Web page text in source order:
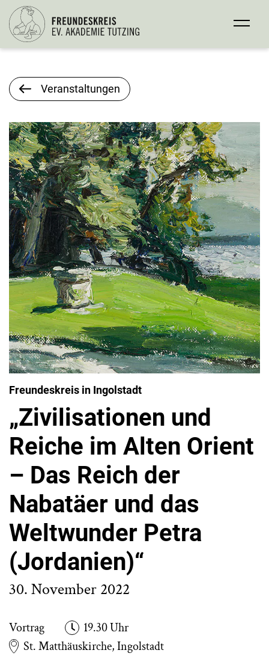
Veranstaltungen
Freundeskreis in Ingolstadt
„Zivilisationen und
Reiche im Alten Orient
– Das Reich der
Nabatäer und das
Weltwunder Petra
(Jordanien)“
30. November 2022
Vortrag
19.30 Uhr
St. Matthäuskirche, Ingolstadt